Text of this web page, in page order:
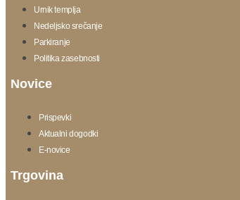
Urnik templja
Nedeljsko srečanje
Parkiranje
Politika zasebnosti
Novice
Prispevki
Aktualni dogodki
E-novice
Trgovina